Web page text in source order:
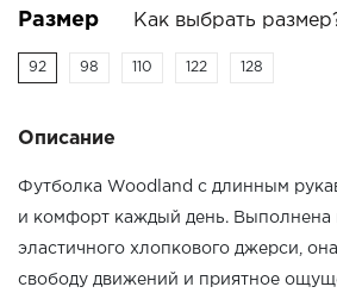
Размер Как выбрать
92 98 110 122 128
Описание
Футболка Woodland с длинным
и комфорт каждый день. Выполнена
эластичного хлопкового джерси,
свободу движений и приятное